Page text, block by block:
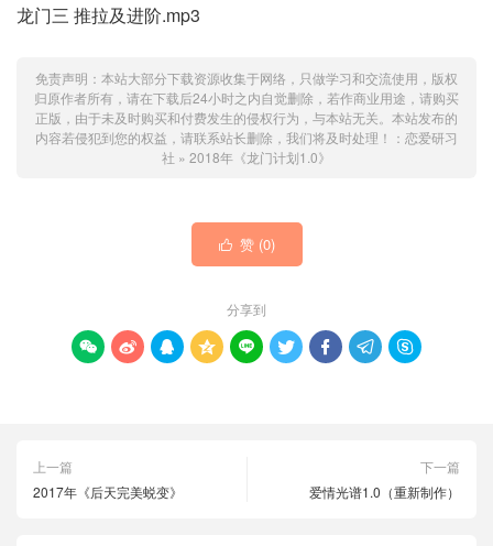
龙门三 推拉及进阶.mp3
免责声明：本站大部分下载资源收集于网络，只做学习和交流使用，版权
归原作者所有，请在下载后24小时之内自觉删除，若作商业用途，请购买
正版，由于未及时购买和付费发生的侵权行为，与本站无关。本站发布的
内容若侵犯到您的权益，请联系站长删除，我们将及时处理！： 恋爱研习
社 » 2018年《龙门计划1.0》
 赞 (0)
分享到
        
上一篇
2017年《后天完美蜕变》
下一篇
爱情光谱1.0（重新制作）